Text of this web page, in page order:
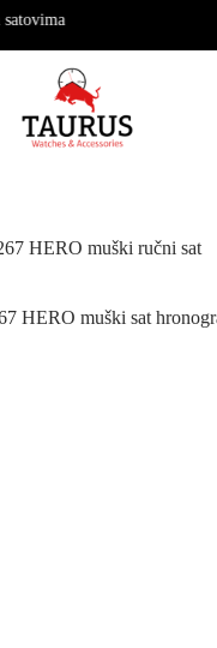
HERO muški ručni sat